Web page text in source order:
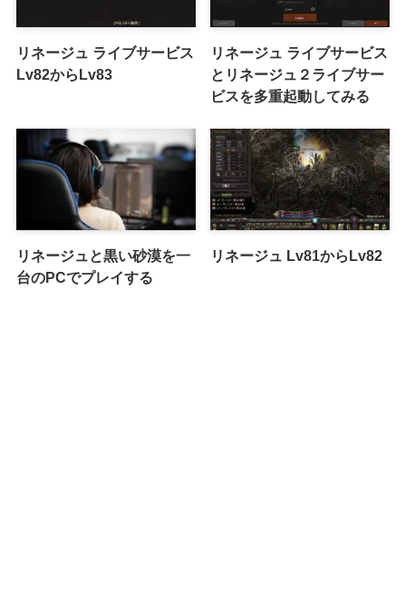
リネージュ ライブサービス
Lv82からLv83
リネージュ ライブサービス
とリネージュ２ライブサー
ビスを多重起動してみる
リネージュと黒い砂漠を一
台のPCでプレイする
リネージュ Lv81からLv82